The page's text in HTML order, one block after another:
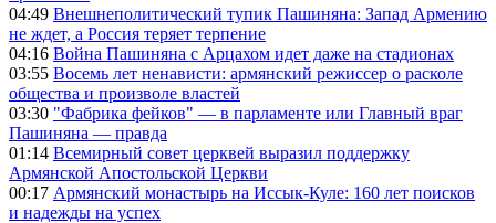
04:49 Внешнеполитический тупик Пашиняна: Запад Армению
не ждет, а Россия теряет терпение
04:16 Война Пашиняна с Арцахом идет даже на стадионах
03:55 Восемь лет ненависти: армянский режиссер о расколе
общества и произволе властей
03:30 "Фабрика фейков" — в парламенте или Главный враг
Пашиняна — правда
01:14 Всемирный совет церквей выразил поддержку
Армянской Апостольской Церкви
00:17 Армянский монастырь на Иссык-Куле: 160 лет поисков
и надежды на успех